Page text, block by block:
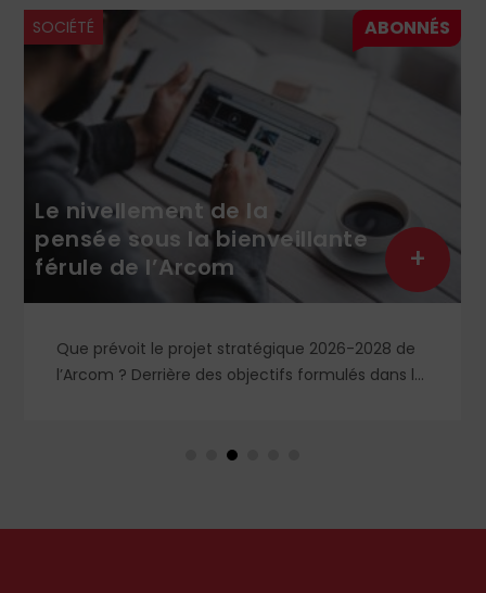
SOCIÉTÉ
Le nivellement de la
pensée sous la bienveillante
férule de l’Arcom
Que prévoit le projet stratégique 2026-2028 de
l’Arcom ? Derrière des objectifs formulés dans le
un système liberticide de surveillance et de
+